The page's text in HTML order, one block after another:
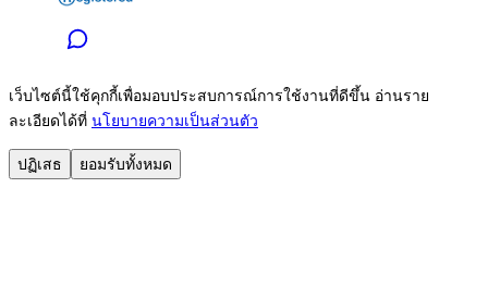
เว็บไซต์นี้ใช้คุกกี้เพื่อมอบประสบการณ์การใช้งานที่ดีขึ้น อ่านราย
ละเอียดได้ที่ นโยบายความเป็นส่วนตัว
ปฏิเสธ ยอมรับทั้งหมด